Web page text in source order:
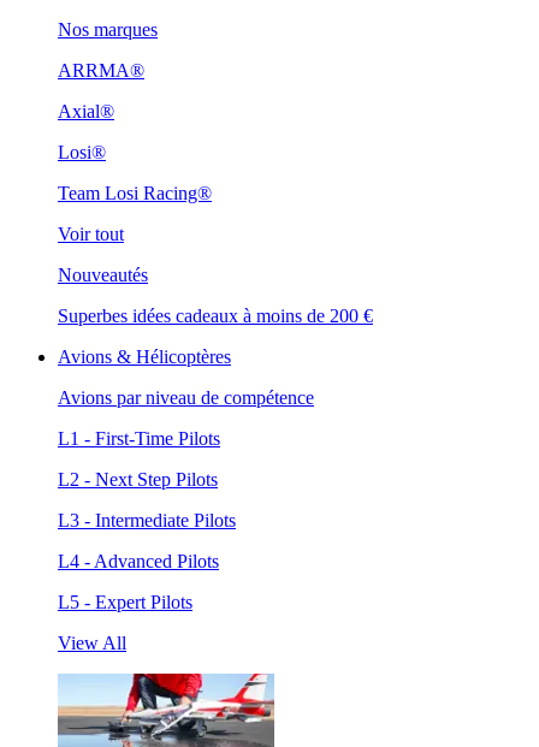
Nos marques
ARRMA®
Axial®
Losi®
Team Losi Racing®
Voir tout
Nouveautés
Superbes idées cadeaux à moins de 200 €
Avions & Hélicoptères
Avions par niveau de compétence
L1 - First-Time Pilots
L2 - Next Step Pilots
L3 - Intermediate Pilots
L4 - Advanced Pilots
L5 - Expert Pilots
View All